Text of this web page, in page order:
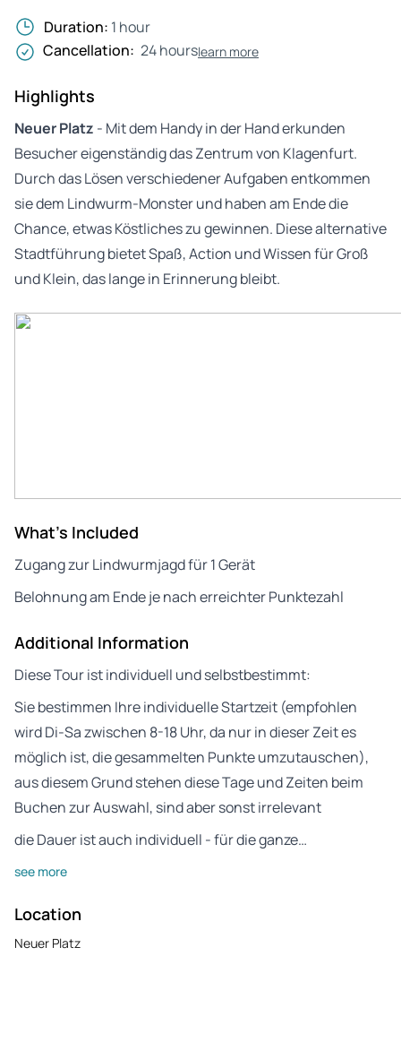
Duration: 1 hour
Cancellation: 24 hourslearn more
Highlights
Neuer Platz - Mit dem Handy in der Hand erkunden
Besucher eigenständig das Zentrum von Klagenfurt.
Durch das Lösen verschiedener Aufgaben entkommen
sie dem Lindwurm-Monster und haben am Ende die
Chance, etwas Köstliches zu gewinnen. Diese alternative
Stadtführung bietet Spaß, Action und Wissen für Groß
und Klein, das lange in Erinnerung bleibt.
What's Included
Zugang zur Lindwurmjagd für 1 Gerät
Belohnung am Ende je nach erreichter Punktezahl
Additional Information
Diese Tour ist individuell und selbstbestimmt:
Sie bestimmen Ihre individuelle Startzeit (empfohlen
wird Di-Sa zwischen 8-18 Uhr, da nur in dieser Zeit es
möglich ist, die gesammelten Punkte umzutauschen),
aus diesem Grund stehen diese Tage und Zeiten beim
Buchen zur Auswahl, sind aber sonst irrelevant
die Dauer ist auch individuell - für die ganze…
see more
Location
Neuer Platz